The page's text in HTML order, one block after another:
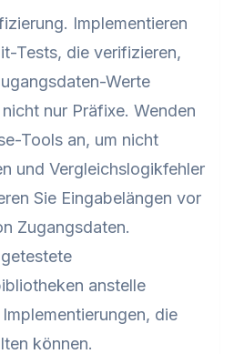
Implementieren
Tests, die verifizieren,
Werte
nur Präfixe. Wenden
Tools an, um nicht
und Vergleichslogikfehler
Sie Eingabelängen vor
Zugangsdaten.
anstelle
die
können.